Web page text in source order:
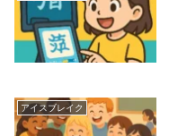
アイスブレイク